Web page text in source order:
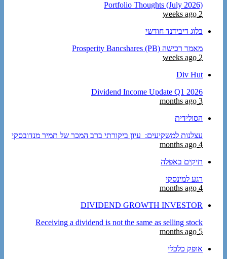
Portfolio Thoughts (July 2026)
2 weeks ago
בלוג דיבידנד חודשי
מאמר רכישה Prosperity Bancshares (PB)
2 weeks ago
Div Hut
Dividend Income Update Q1 2026
3 months ago
הסולידית
עצלנות למשקיעים: עיון ביקורתי ברב המכר של תמיר מנדובסקי
4 months ago
תיקים באפלה
רגע למינסקי
4 months ago
DIVIDEND GROWTH INVESTOR
Receiving a dividend is not the same as selling stock
5 months ago
אופק כלכלי